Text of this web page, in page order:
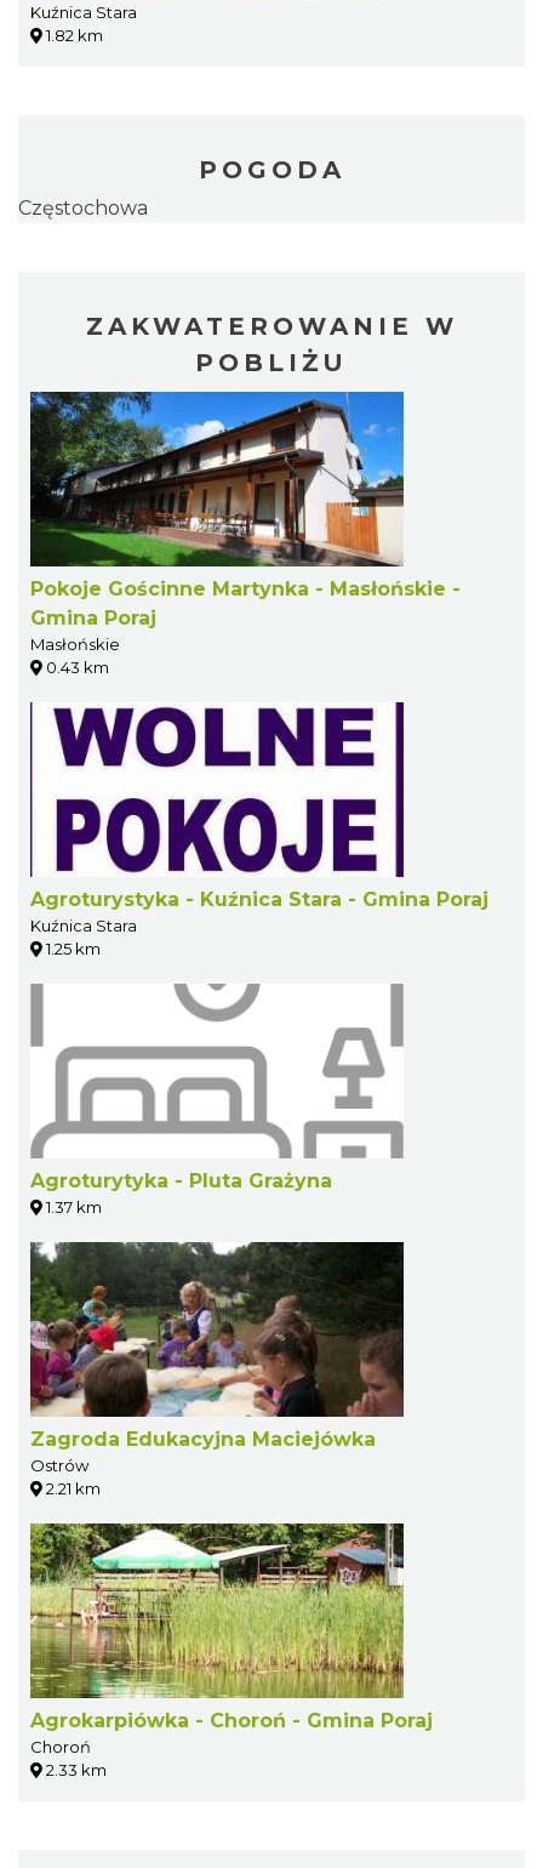
Kuźnica Stara
1.82 km
POGODA
Częstochowa
ZAKWATEROWANIE W
POBLIŻU
Pokoje Gościnne Martynka - Masłońskie -
Gmina Poraj
Masłońskie
0.43 km
Agroturystyka - Kuźnica Stara - Gmina Poraj
Kuźnica Stara
1.25 km
Agroturytyka - Pluta Grażyna
1.37 km
Zagroda Edukacyjna Maciejówka
Ostrów
2.21 km
Agrokarpiówka - Choroń - Gmina Poraj
Choroń
2.33 km